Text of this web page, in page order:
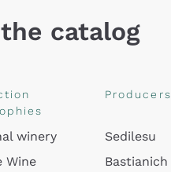
catalog
winery
Wine
Producers
Sedilesu
Bastianich